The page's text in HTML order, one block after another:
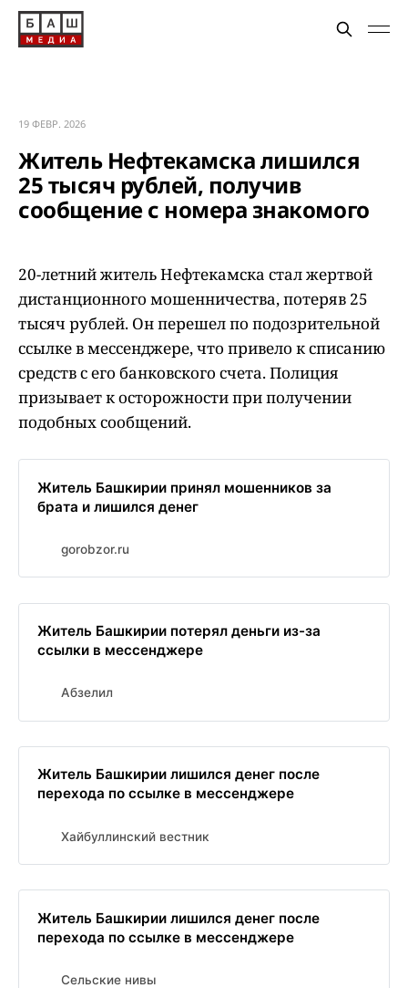
19 ФЕВР. 2026
Житель Нефтекамска лишился
25 тысяч рублей, получив
сообщение с номера знакомого
20-летний житель Нефтекамска стал жертвой
дистанционного мошенничества, потеряв 25
тысяч рублей. Он перешел по подозрительной
ссылке в мессенджере, что привело к списанию
средств с его банковского счета. Полиция
призывает к осторожности при получении
подобных сообщений.
Житель Башкирии принял мошенников за
брата и лишился денег
gorobzor.ru
Житель Башкирии потерял деньги из-за
ссылки в мессенджере
Абзелил
Житель Башкирии лишился денег после
перехода по ссылке в мессенджере
Хайбуллинский вестник
Житель Башкирии лишился денег после
перехода по ссылке в мессенджере
Сельские нивы